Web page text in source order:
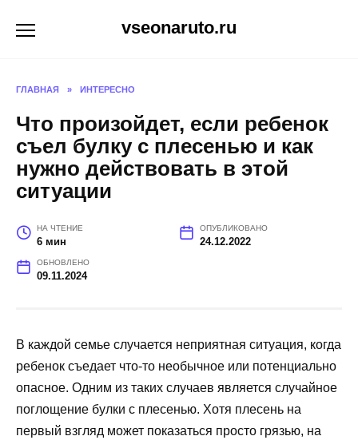
vseonaruto.ru
ГЛАВНАЯ » ИНТЕРЕСНО
Что произойдет, если ребенок
съел булку с плесенью и как
нужно действовать в этой
ситуации
НА ЧТЕНИЕ
6 мин
ОПУБЛИКОВАНО
24.12.2022
ОБНОВЛЕНО
09.11.2024
В каждой семье случается неприятная ситуация, когда
ребенок съедает что-то необычное или потенциально
опасное. Одним из таких случаев является случайное
поглощение булки с плесенью. Хотя плесень на
первый взгляд может показаться просто грязью, на